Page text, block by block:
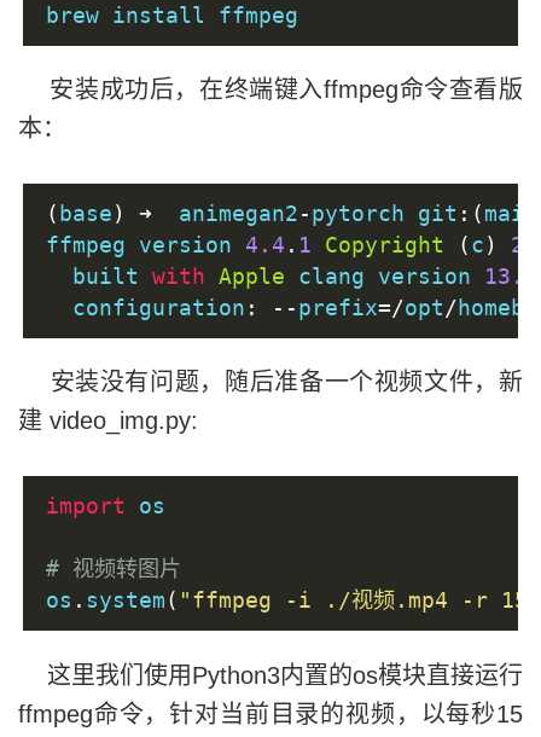
brew install ffmpeg
安装成功后，在终端键入ffmpeg命令查看版
本：
( base) ➜
  animegan2
-pytorch git :(main
ffmpeg version 4.4 . 1 Copyright (c)
  built
with Apple clang version 13.0
  configuration
: --prefix=/opt/
安装没有问题，随后准备一个视频文件，新
建 video_img.py:
import os
# 视频转图片
os . system( "ffmpeg -i ./视频.mp4 -r 15
这里我们使用Python3内置的os模块直接运行
ffmpeg命令，针对当前目录的视频，以每秒15